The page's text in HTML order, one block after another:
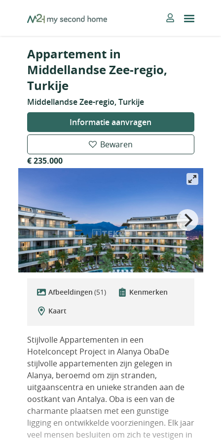
MySecondHome
Appartement in
Middellandse Zee-regio,
Turkije
Middellandse Zee-regio, Turkije
Informatie aanvragen
Bewaren
€ 235.000
Afbeeldingen (51)
Kenmerken
Kaart
Stijlvolle Appartementen in een
Hotelconcept Project in Alanya ObaDe
stijlvolle appartementen zijn gelegen in
Alanya, beroemd om zijn stranden,
uitgaanscentra en unieke stranden aan de
oostkant van Antalya. Oba is een van de
charmante plaatsen met een gunstige
ligging en ontwikkelde voorzieningen. Elk jaar
veel mensen besluiten om zich te vestigen in